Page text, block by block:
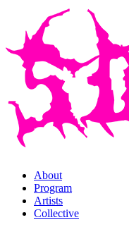
About
Program
Artists
Collective